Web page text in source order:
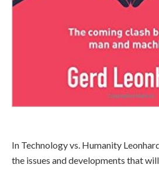
In Technology vs. Humanity
the issues and developments that